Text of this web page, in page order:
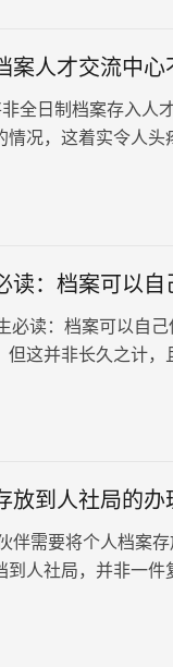
案人才交流中心
全日制档案存入人
情况，这着实令人
读：档案可以自
读：档案可以自己
但这并非长久之计
放到人社局的办
需要将个人档案存
到人社局，并非一